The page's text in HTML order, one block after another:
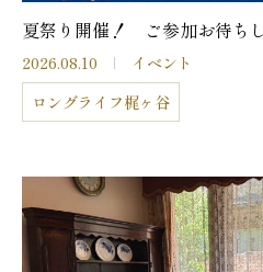
夏祭り開催！ ご参加お待ち
2026.08.10
イベント
ロングライフ梶ヶ谷